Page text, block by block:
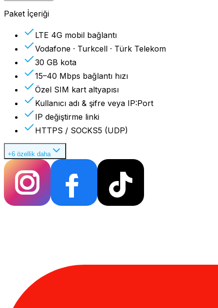
Paket İçeriği
LTE 4G mobil bağlantı
Vodafone · Turkcell · Türk Telekom
30 GB kota
15–40 Mbps bağlantı hızı
Özel SIM kart altyapısı
Kullanıcı adı & şifre veya IP:Port
IP değiştirme linki
HTTPS / SOCKS5 (UDP)
+6 özellik daha